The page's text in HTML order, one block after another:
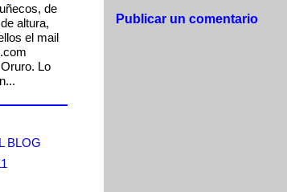
Publicar un comentario
de
altura,
el mail
Lo
BLOG